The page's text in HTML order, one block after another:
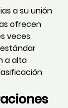
a su unión
ofrecen
veces
estándar
a alta